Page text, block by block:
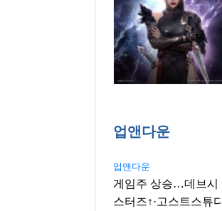
업앤다운
업앤다운
게임주 상승…데브시
스터즈↑·고스트스튜디